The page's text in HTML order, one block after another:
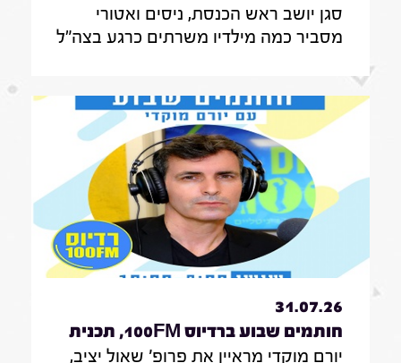
הכנסת, ניסים ואטורי|31.7.26
סגן יושב ראש הכנסת, ניסים ואטורי
מסביר כמה מילדיו משרתים כרגע בצה"ל
הוא רוצה להיות בממשלה הבאה
31.07.26
חותמים שבוע ברדיוס 100FM, תכנית
329, 31 ביולי 2026
יורם מוקדי מראיין את פרופ' שאול יציב,